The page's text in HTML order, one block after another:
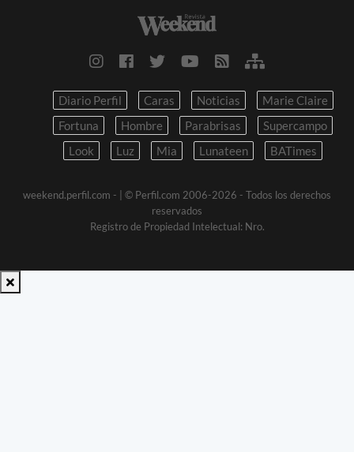
Diario Perfil Caras Noticias
Marie Claire
Fortuna
Hombre Parabrisas
Supercampo
Look
Luz Mia Lunateen BATimes
weekend.perfil.com -
| © Perfil.com 2006-2026 - Todos los derechos
reservados
Registro de Propiedad Intelectual: Nro.